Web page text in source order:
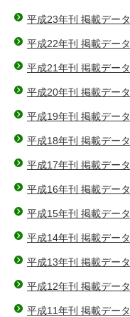
平成23年刊 掲載データ
平成22年刊 掲載データ
平成21年刊 掲載データ
平成20年刊 掲載データ
平成19年刊 掲載データ
平成18年刊 掲載データ
平成17年刊 掲載データ
平成16年刊 掲載データ
平成15年刊 掲載データ
平成14年刊 掲載データ
平成13年刊 掲載データ
平成12年刊 掲載データ
平成11年刊 掲載データ